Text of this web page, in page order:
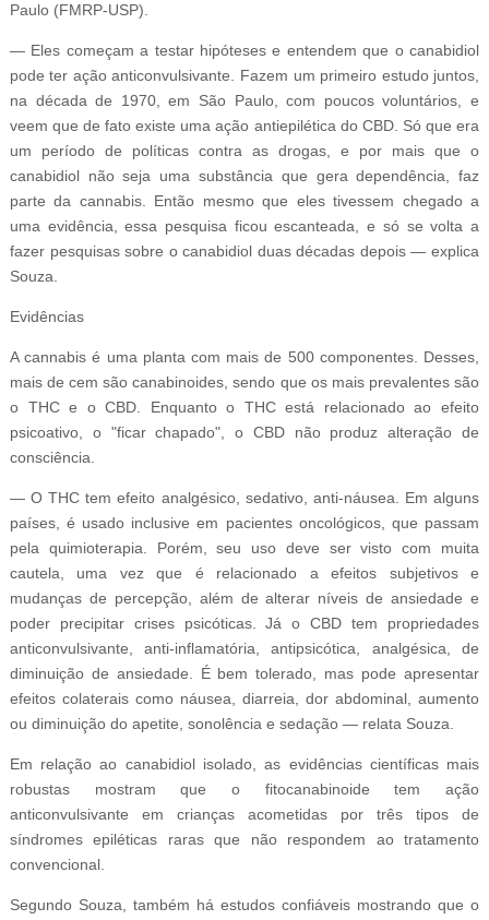
Paulo (FMRP-USP).
— Eles começam a testar hipóteses e entendem que o canabidiol
pode ter ação anticonvulsivante. Fazem um primeiro estudo juntos,
na década de 1970, em São Paulo, com poucos voluntários, e
veem que de fato existe uma ação antiepilética do CBD. Só que era
um período de políticas contra as drogas, e por mais que o
canabidiol não seja uma substância que gera dependência, faz
parte da cannabis. Então mesmo que eles tivessem chegado a
uma evidência, essa pesquisa ficou escanteada, e só se volta a
fazer pesquisas sobre o canabidiol duas décadas depois — explica
Souza.
Evidências
A cannabis é uma planta com mais de 500 componentes. Desses,
mais de cem são canabinoides, sendo que os mais prevalentes são
o THC e o CBD. Enquanto o THC está relacionado ao efeito
psicoativo, o "ficar chapado", o CBD não produz alteração de
consciência.
— O THC tem efeito analgésico, sedativo, anti-náusea. Em alguns
países, é usado inclusive em pacientes oncológicos, que passam
pela quimioterapia. Porém, seu uso deve ser visto com muita
cautela, uma vez que é relacionado a efeitos subjetivos e
mudanças de percepção, além de alterar níveis de ansiedade e
poder precipitar crises psicóticas. Já o CBD tem propriedades
anticonvulsivante, anti-inflamatória, antipsicótica, analgésica, de
diminuição de ansiedade. É bem tolerado, mas pode apresentar
efeitos colaterais como náusea, diarreia, dor abdominal, aumento
ou diminuição do apetite, sonolência e sedação — relata Souza.
Em relação ao canabidiol isolado, as evidências científicas mais
robustas mostram que o fitocanabinoide tem ação
anticonvulsivante em crianças acometidas por três tipos de
síndromes epiléticas raras que não respondem ao tratamento
convencional.
Segundo Souza, também há estudos confiáveis mostrando que o